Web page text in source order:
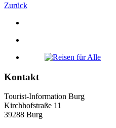
Zurück
Kontakt
Tourist-Information Burg
Kirchhofstraße 11
39288 Burg